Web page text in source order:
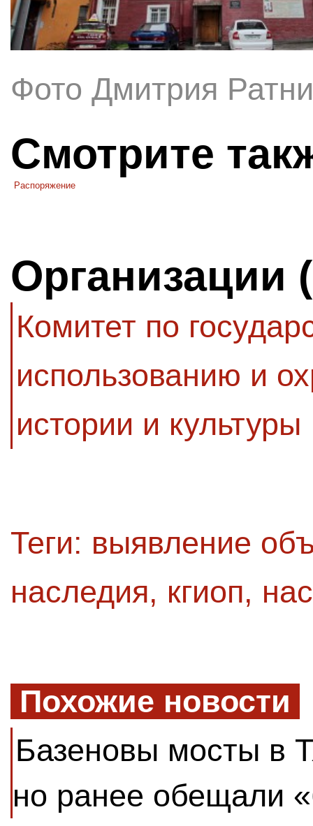
Фото Дмитрия
Смотрите
Распоряжение
Организации
Комитет по
использованию и
истории и культуры
Теги: выявление
наследия, кгиоп,
Похожие новости
Базеновы мосты в
но ранее обещали